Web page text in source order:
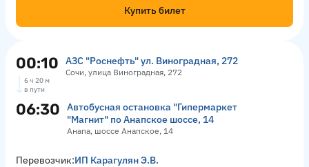
Купить билет
00:10 АЗС "Роснефть" ул. Виноградная, 272
Сочи, улица Виноградная, 272
6 ч 20 м
в пути
06:30
Автобусная остановка "Гипермаркет
"Магнит" по Анапское шоссе, 14
Анапа, шоссе Анапское, 14
Перевозчик:ИП Карагулян Э.В.